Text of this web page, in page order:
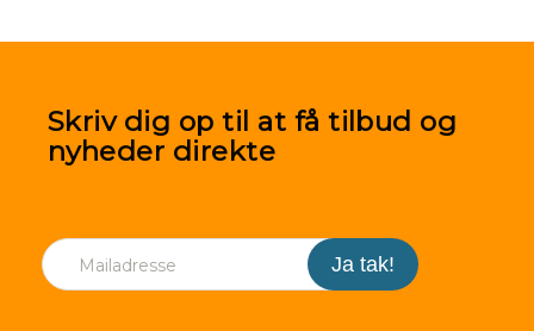
Skriv dig op til at få tilbud og
nyheder direkte